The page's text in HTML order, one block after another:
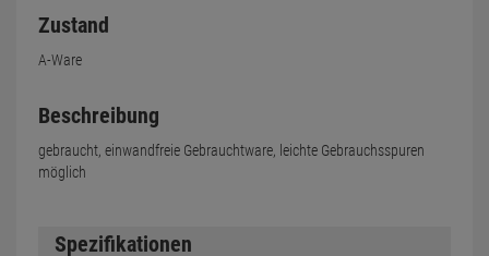
Zustand
A-Ware
Beschreibung
gebraucht, einwandfreie Gebrauchtware, leichte Gebrauchsspuren
möglich
Spezifikationen